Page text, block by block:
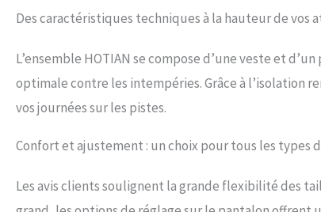
Des caractéristiques techniques à la hauteur de vos
L’ensemble HOTIAN se compose d’une veste et
optimale contre les intempéries. Grâce à l’isolation
vos journées sur les pistes.
Confort et ajustement : un choix pour tous les types
Les avis clients soulignent la grande flexibilité des